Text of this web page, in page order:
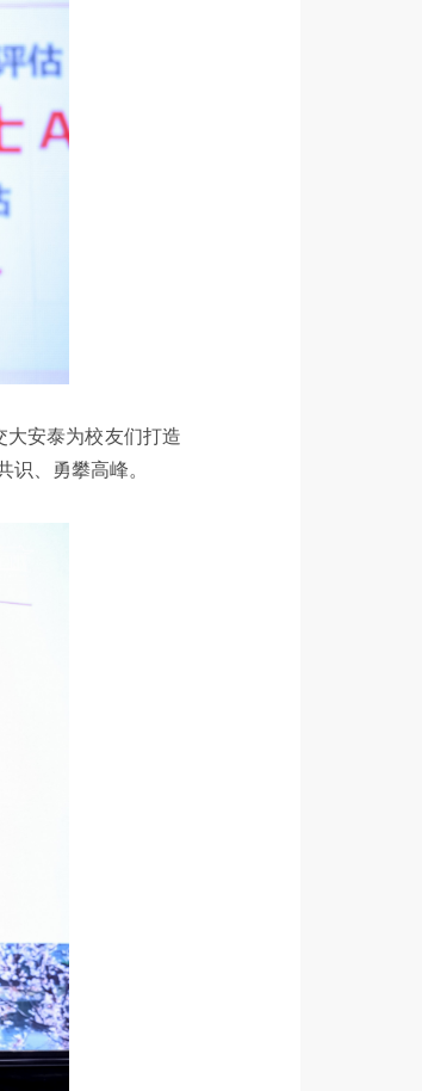
安泰为校友们打造
、勇攀高峰。